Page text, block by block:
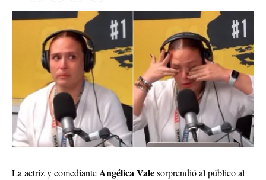
La actriz y comedianteAngélica Valesorprendió al público al